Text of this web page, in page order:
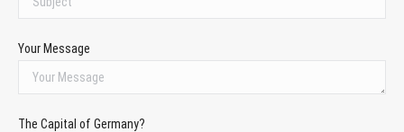
Your Message
The Capital of Germany?